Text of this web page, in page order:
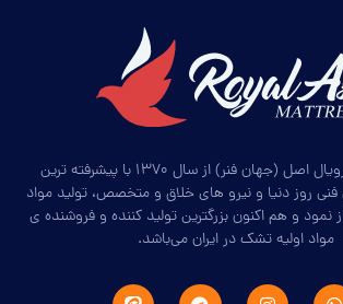
کارخانه تشک رویال اصل (جهان فنر) از سال ۱۳۷۰ با پیشرفته ترین
روز دنیا و نیرو های خلاق و متخصص، تولید مواد
نمود و هم اکنون بزرگترین تولید کننده و فروشنده ی
مواد اولیه تشک در ایران می‌باشد.